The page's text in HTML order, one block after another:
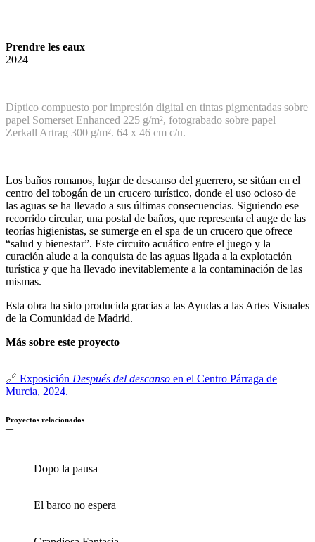
Prendre les eaux
2024
Díptico compuesto por impresión digital en tintas pigmentadas sobre
papel Somerset Enhanced 225 g/m², fotograbado sobre papel
Zerkall Artrag 300 g/m². 64 x 46 cm c/u.
Los baños romanos, lugar de descanso del guerrero, se sitúan en el
centro del tobogán de un crucero turístico, donde el uso ocioso de
las aguas se ha llevado a sus últimas consecuencias. Siguiendo ese
recorrido circular, una postal de baños, que representa el auge de las
teorías higienistas, se sumerge en el spa de un crucero que ofrece
“salud y bienestar”. Este circuito acuático entre el juego y la
curación alude a la conquista de las aguas ligada a la explotación
turística y que ha llevado inevitablemente a la contaminación de las
mismas.
Esta obra ha sido producida gracias a las Ayudas a las Artes Visuales
de la Comunidad de Madrid.
Más sobre este proyecto
—
🔗 Exposición Después del descanso en el Centro Párraga de
Murcia, 2024.
Proyectos relacionados
—
Dopo la pausa
El barco no espera